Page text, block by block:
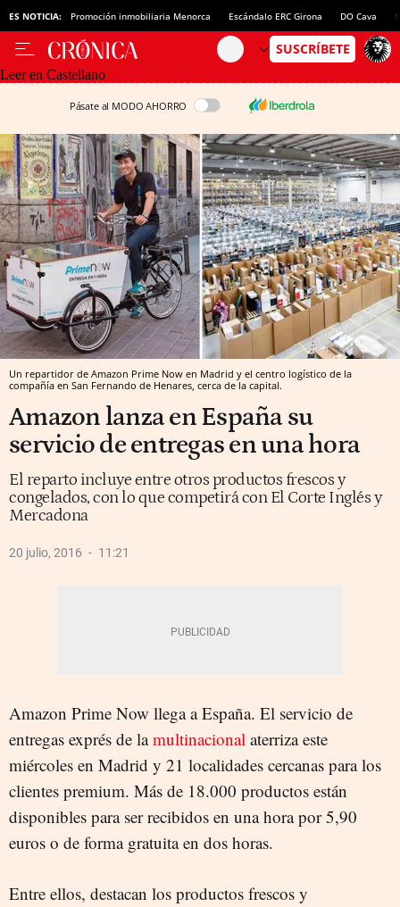
ES NOTICIA: Promoción inmobiliaria Menorca Escándalo ERC Girona DO Cava
Leer en Castellano
Pásate al MODO AHORRO
Un repartidor de Amazon Prime Now en Madrid y el centro logístico de la
compañía en San Fernando de Henares, cerca de la capital.
Amazon lanza en España su
servicio de entregas en una hora
El reparto incluye entre otros productos frescos y
congelados, con lo que competirá con El Corte Inglés y
Mercadona
20 julio, 2016 11:21
Amazon Prime Now llega a España. El servicio de
entregas exprés de lamultinacional aterriza este
miércoles en Madrid y 21 localidades cercanas para los
clientes premium. Más de 18.000 productos están
disponibles para ser recibidos en una hora por 5,90
euros o de forma gratuita en dos horas.
Entre ellos, destacan los productos frescos y